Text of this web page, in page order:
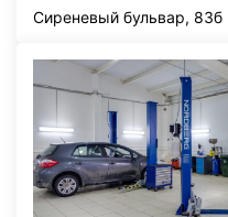
Сиреневый бульвар, 83б